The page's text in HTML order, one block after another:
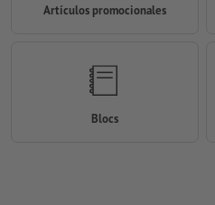
Artículos promocionales
Blocs